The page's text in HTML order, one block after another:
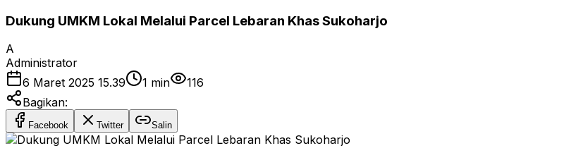
Dukung UMKM Lokal Melalui Parcel Lebaran Khas Sukoharjo
A
Administrator
6 Maret 2025 15.39
1 min
116
Bagikan:
Facebook Twitter Salin